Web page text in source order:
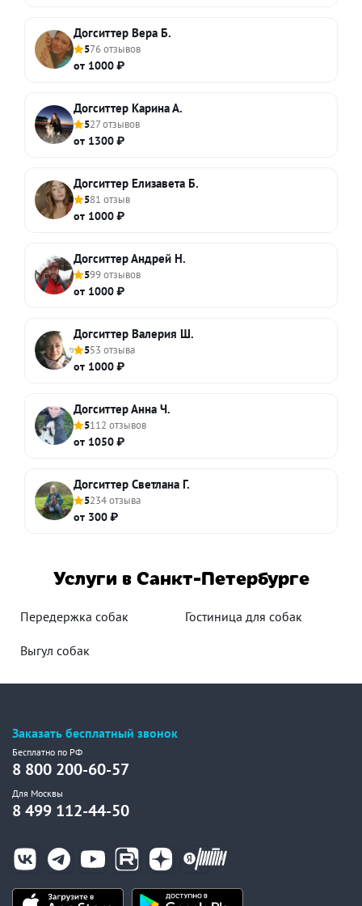
Догситтер Вера Б.
576 отзывов
от 1000 ₽
Догситтер Карина А.
527 отзывов
от 1300 ₽
Догситтер Елизавета Б.
581 отзыв
от 1000 ₽
Догситтер Андрей Н.
599 отзывов
от 1000 ₽
Догситтер Валерия Ш.
553 отзыва
от 1000 ₽
Догситтер Анна Ч.
5112 отзывов
от 1050 ₽
Догситтер Светлана Г.
5234 отзыва
от 300 ₽
Услуги в Санкт-Петербурге
Передержка собак Гостиница для собак
Выгул собак
Заказать бесплатный звонок
Бесплатно по РФ
8 800 200-60-57
Для Москвы
8 499 112-44-50